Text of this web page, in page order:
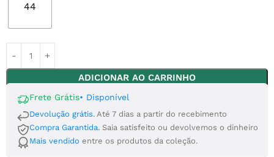
44
ADICIONAR AO CARRINHO
Frete Grátis• Disponível
Devolução grátis. Até 7 dias a partir do recebimento
Compra Garantida. Saia satisfeito ou devolvemos o dinheiro
Mais vendido entre os produtos da coleção.